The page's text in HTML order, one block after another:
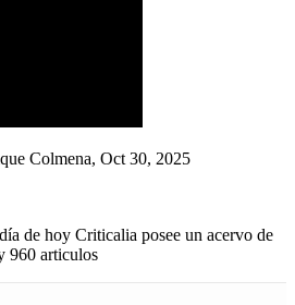
Colmena, Oct 30, 2025
de hoy Criticalia posee un acervo de
960 articulos